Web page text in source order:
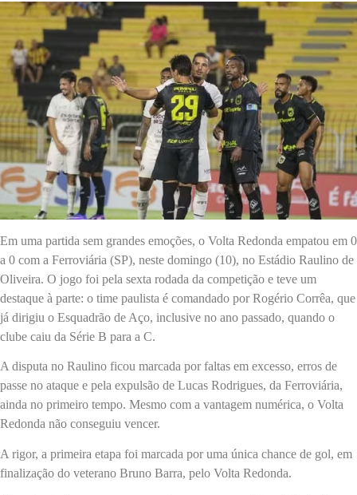
Em uma partida sem grandes emoções, o Volta Redonda empatou em 0
a 0 com a Ferroviária (SP), neste domingo (10), no Estádio Raulino de
Oliveira. O jogo foi pela sexta rodada da competição e teve um
destaque à parte: o time paulista é comandado por Rogério Corrêa, que
já dirigiu o Esquadrão de Aço, inclusive no ano passado, quando o
clube caiu da Série B para a C.
A disputa no Raulino ficou marcada por faltas em excesso, erros de
passe no ataque e pela expulsão de Lucas Rodrigues, da Ferroviária,
ainda no primeiro tempo. Mesmo com a vantagem numérica, o Volta
Redonda não conseguiu vencer.
A rigor, a primeira etapa foi marcada por uma única chance de gol, em
finalização do veterano Bruno Barra, pelo Volta Redonda.